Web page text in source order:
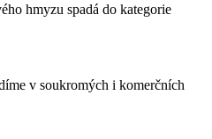
hmyzu spadá do kategorie
v soukromých i komerčních